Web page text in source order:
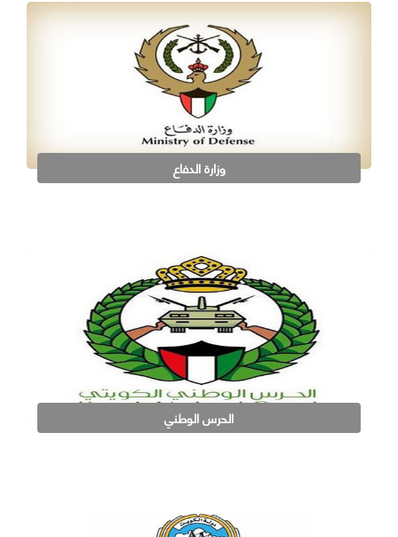
وزارة الدفاع
الحرس الوطني